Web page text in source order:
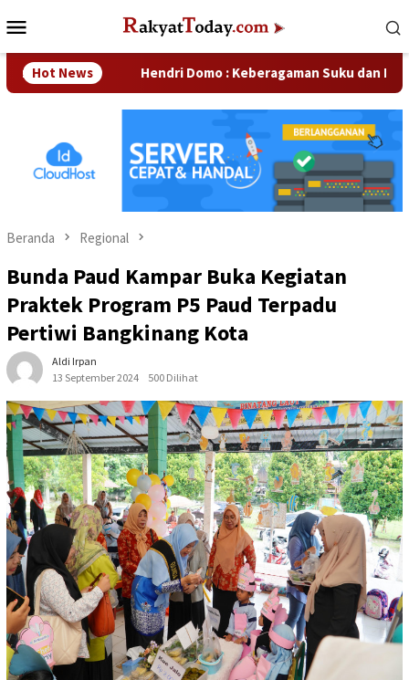
ke
Mobile
Hot NewsHendri Domo : Keberagaman Suku dan Budaya di
Beranda Regional
Bunda Paud Kampar Buka Kegiatan
Praktek Program P5 Paud Terpadu
Pertiwi Bangkinang Kota
Aldi Irpan
13 September 2024
500 Dilihat